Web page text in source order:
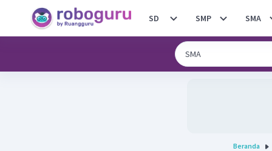
SD SMP SMA
Beranda